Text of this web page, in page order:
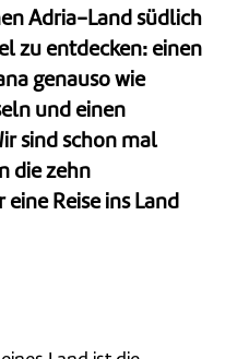
Adria-Land südlich
zu entdecken: einen
genauso wie
und einen
sind schon mal
die zehn
Reise ins Land